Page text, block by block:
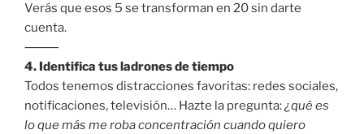
Verás que esos 5 se transforman en 20 sin darte
cuenta.
⸻
4. Identifica tus ladrones de tiempo
Todos tenemos distracciones favoritas: redes sociales,
notificaciones, televisión… Hazte la pregunta:¿qué es
lo que más me roba concentración cuando quiero